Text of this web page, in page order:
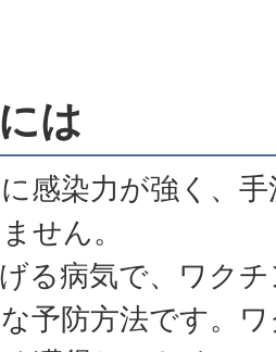
は
感染力が強く、
せん。
る病気で、ワク
予防方法です。